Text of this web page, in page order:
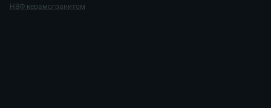
НВФ керамогранитом